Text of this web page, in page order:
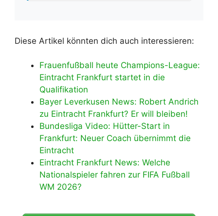
Diese Artikel könnten dich auch interessieren:
Frauenfußball heute Champions-League:
Eintracht Frankfurt startet in die
Qualifikation
Bayer Leverkusen News: Robert Andrich
zu Eintracht Frankfurt? Er will bleiben!
Bundesliga Video: Hütter-Start in
Frankfurt: Neuer Coach übernimmt die
Eintracht
Eintracht Frankfurt News: Welche
Nationalspieler fahren zur FIFA Fußball
WM 2026?